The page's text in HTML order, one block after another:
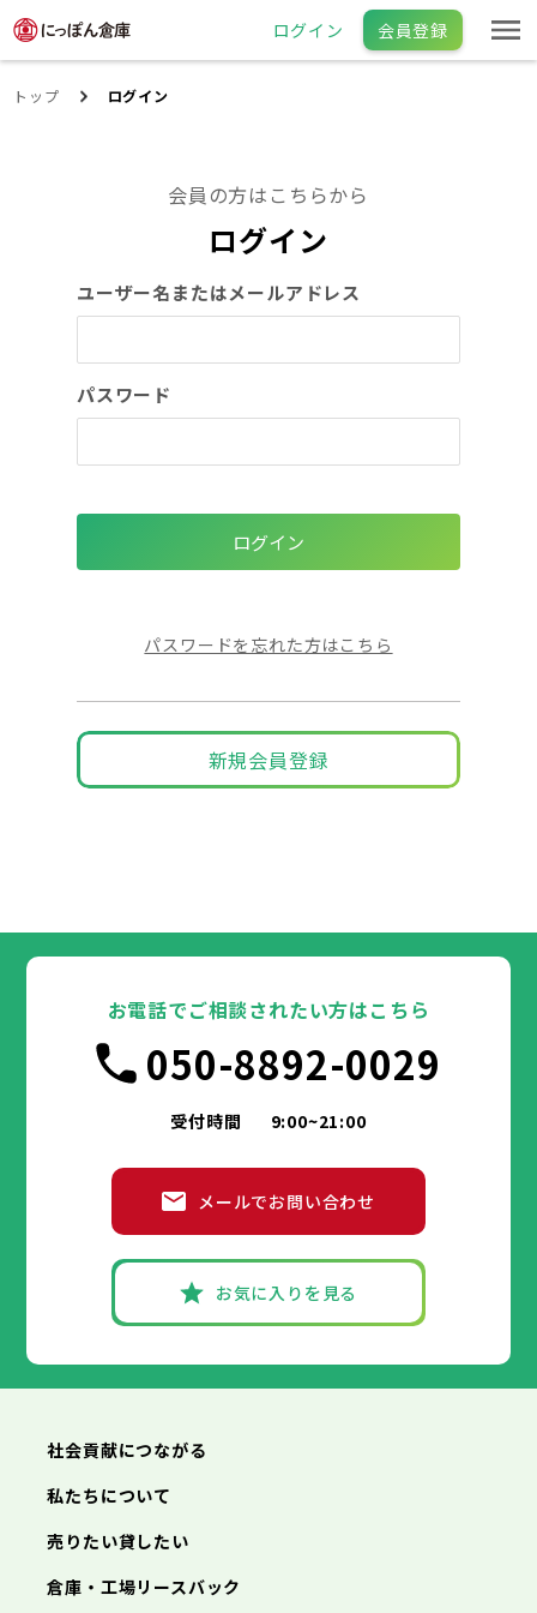
ログイン 会員登録
トップ ログイン
会員の方はこちらから
ログイン
ユーザー名またはメールアドレス
パスワード
パスワードを忘れた方はこちら
新規会員登録
お電話でご相談されたい方はこちら
050-8892-0029
受付時間 9:00~21:00
メールでお問い合わせ
お気に入りを見る
社会貢献につながる
私たちについて
売りたい貸したい
倉庫・工場リースバック